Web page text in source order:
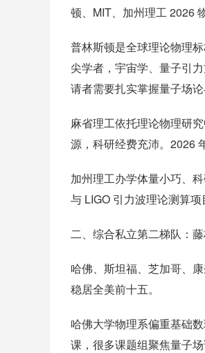
顿、MIT、加州理工 2026
普林斯顿是全球理论物理
尖学者，宇宙学、量子引
请者需要扎实掌握量子场
麻省理工依托理论物理研
源，科研经费充沛。2026
加州理工办学体量小巧、
与 LIGO 引力波理论测算
二、综合私立第二梯队：
哈佛、斯坦福、芝加哥、
稳居全美前十五。
哈佛大学物理系偏重基础
课，很多课题组聚焦量子